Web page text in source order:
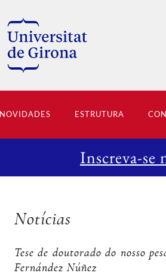
NOVIDADES ESTRUTURA
Inscreva-se
Notícias
Tese de doutorado do nosso
Fernández Núñez